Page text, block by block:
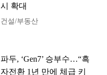
시 확대
건설/부동산
파두, ‘Gen7’ 승부수…“흑
자전환 1년 만에 체급 키